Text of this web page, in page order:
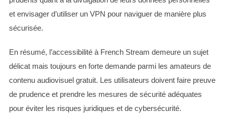
et envisager d’utiliser un VPN pour naviguer de manière plus
sécurisée.
En résumé, l’accessibilité à French Stream demeure un sujet
délicat mais toujours en forte demande parmi les amateurs de
contenu audiovisuel gratuit. Les utilisateurs doivent faire preuve
de prudence et prendre les mesures de sécurité adéquates
pour éviter les risques juridiques et de cybersécurité.